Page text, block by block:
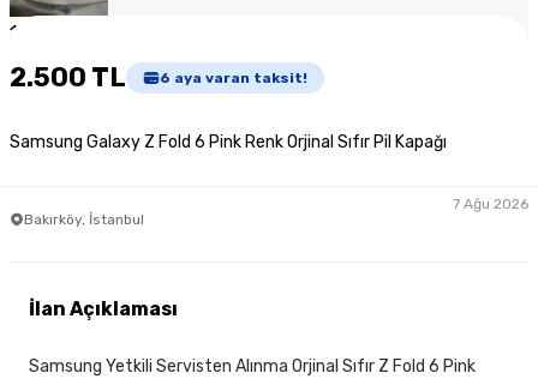
1
2.500 TL 6 aya varan taksit!
Samsung Galaxy Z Fold 6 Pink Renk Orjinal Sıfır Pil Kapağı
Bakırköy, İstanbul
7 Ağu 2026
İlan Açıklaması
Samsung Yetkili Servisten Alınma Orjinal Sıfır Z Fold 6 Pink